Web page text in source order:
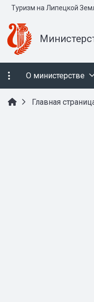
Туризм на Липецкой
О министерстве
Главная